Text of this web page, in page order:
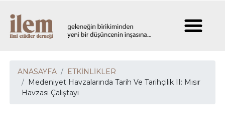
ANASAYFA
ETKİNLİKLER
Medeniyet Havzalarında Tarih Ve Tarihçilik II: Mısır
Havzası Çalıştayı